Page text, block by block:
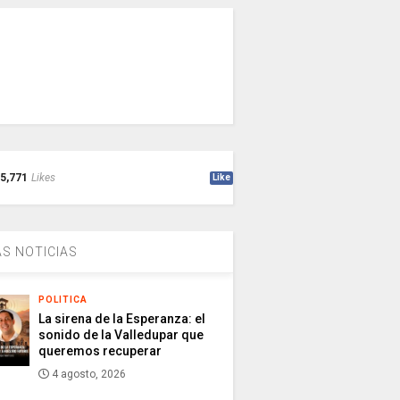
5,771 Likes Like
NOTICIAS
POLITICA
La sirena de la Esperanza: el
sonido de la Valledupar que
queremos recuperar
4 agosto, 2026